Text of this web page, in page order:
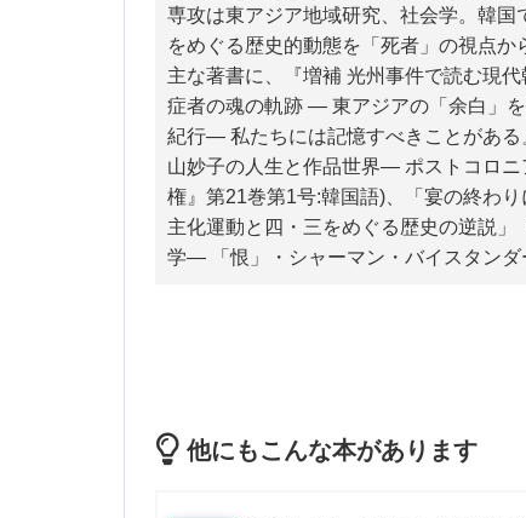
専攻は東アジア地域研究、社会学。韓
をめぐる歴史的動態を「死者」の視点か
主な著書に、『増補 光州事件で読む現
症者の魂の軌跡 ― 東アジアの「余白」
紀行― 私たちには記憶すべきことがあ
山妙子の人生と作品世界― ポストコロ
権』第21巻第1号:韓国語)、「宴の終わ
主化運動と四・三をめぐる歴史の逆説
学― 「恨」・シャーマン・バイスタンダ
他にもこんな本があります